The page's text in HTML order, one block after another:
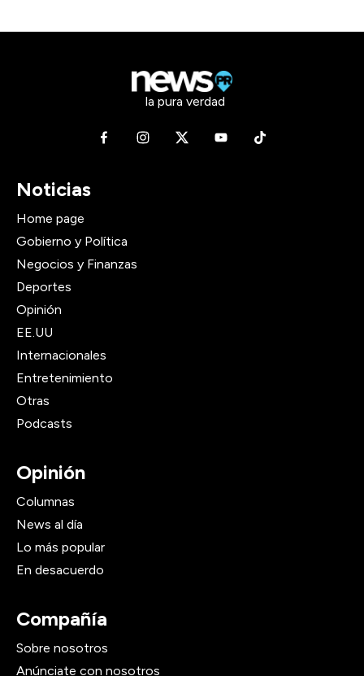
la pura verdad
Noticias
Home page
Gobierno y Política
Negocios y Finanzas
Deportes
Opinión
EE.UU
Internacionales
Entretenimiento
Otras
Podcasts
Opinión
Columnas
News al día
Lo más popular
En desacuerdo
Compañía
Sobre nosotros
Anúnciate con nosotros